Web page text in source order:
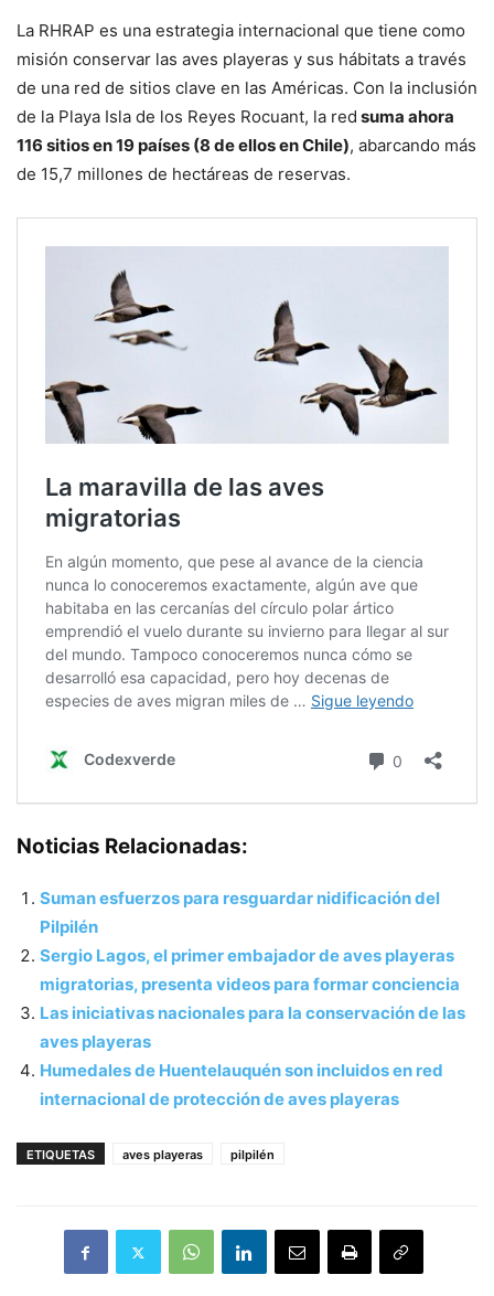
La RHRAP es una estrategia internacional que tiene como
misión conservar las aves playeras y sus hábitats a través
de una red de sitios clave en las Américas. Con la inclusión
de la Playa Isla de los Reyes Rocuant, la red suma ahora
116 sitios en 19 países (8 de ellos en Chile), abarcando más
de 15,7 millones de hectáreas de reservas.
Noticias Relacionadas:
Suman esfuerzos para resguardar nidificación del
Pilpilén
Sergio Lagos, el primer embajador de aves playeras
migratorias, presenta videos para formar conciencia
Las iniciativas nacionales para la conservación de las
aves playeras
Humedales de Huentelauquén son incluidos en red
internacional de protección de aves playeras
ETIQUETAS aves playeras pilpilén